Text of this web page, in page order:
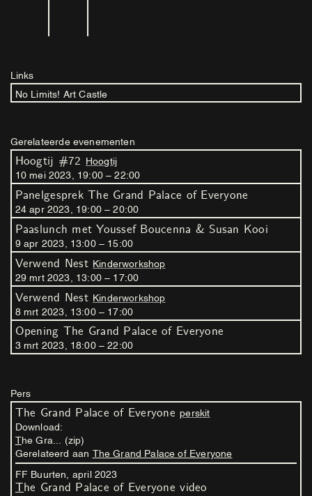
Links
No Limits! Art Castle
Gerelateerde evenementen
Hoogtij #72 Hoogtij
10 mei 2023 19: 00–22 :00
Panelgesprek The Grand Palace of Everyone
24 apr 2023 19: 00–20:00
Paaslunch met Youssef Boucenna & Susan Kooi
9 apr 2023 13 :00– 15 :00
Verwend Nest Kinderworkshop
29 mrt 2023 13 : 00– 17:00
Verwend Nest Kinderworkshop
8 mrt 2023 13 :00– 17 :00
Opening The Grand Palace of Everyone
3 mrt 2023 18 :00–22 :00
Pers
The Grand Palace of Everyoneperskit
Download:
The Gra... (zip)
Gerelateerd aan The Grand Palace of Everyone
FF Buurten, april 2023
The Grand Palace of Everyone video